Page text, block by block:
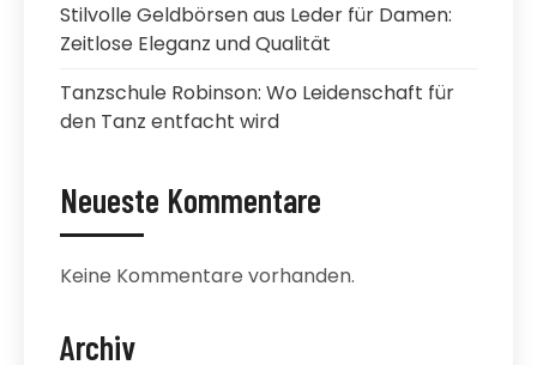
Stilvolle Geldbörsen aus Leder für Damen:
Zeitlose Eleganz und Qualität
Tanzschule Robinson: Wo Leidenschaft für
den Tanz entfacht wird
Neueste Kommentare
Keine Kommentare vorhanden.
Archiv